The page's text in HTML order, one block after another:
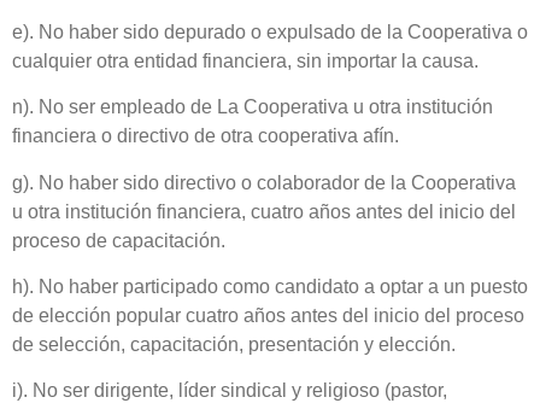
e). No haber sido depurado o expulsado de la Cooperativa o
cualquier otra entidad financiera, sin importar la causa.
n). No ser empleado de La Cooperativa u otra institución
financiera o directivo de otra cooperativa afín.
g). No haber sido directivo o colaborador de la Cooperativa
u otra institución financiera, cuatro años antes del inicio del
proceso de capacitación.
h). No haber participado como candidato a optar a un puesto
de elección popular cuatro años antes del inicio del proceso
de selección, capacitación, presentación y elección.
i). No ser dirigente, líder sindical y religioso (pastor,